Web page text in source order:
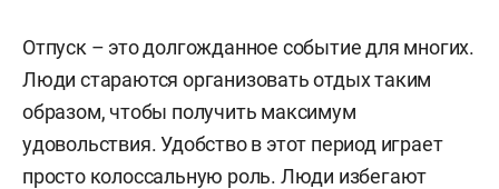
Отпуск – это долгожданное событие для многих.
Люди стараются организовать отдых таким
образом, чтобы получить максимум
удовольствия. Удобство в этот период играет
просто колоссальную роль. Люди избегают